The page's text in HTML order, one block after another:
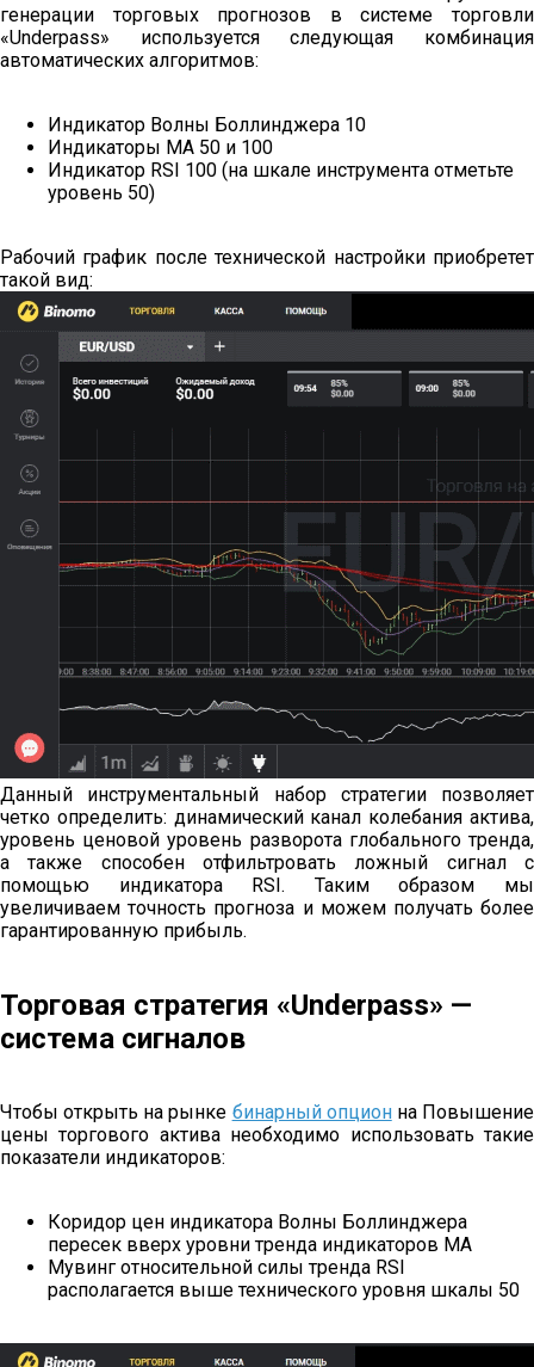
генерации торговых прогнозов в системе торговли
«Underpass» используется следующая комбинация
автоматических алгоритмов:
Индикатор Волны Боллинджера 10
Индикаторы МА 50 и 100
Индикатор RSI 100 (на шкале инструмента отметьте
уровень 50)
Рабочий график после технической настройки приобретет
такой вид:
Данный инструментальный набор стратегии позволяет
четко определить: динамический канал колебания актива,
уровень ценовой уровень разворота глобального тренда,
а также способен отфильтровать ложный сигнал с
помощью индикатора RSI. Таким образом мы
увеличиваем точность прогноза и можем получать более
гарантированную прибыль.
Торговая стратегия «Underpass» —
система сигналов
Чтобы открыть на рынке бинарный опционна Повышение
цены торгового актива необходимо использовать такие
показатели индикаторов:
Коридор цен индикатора Волны Боллинджера
пересек вверх уровни тренда индикаторов МА
Мувинг относительной силы тренда RSI
располагается выше технического уровня шкалы 50